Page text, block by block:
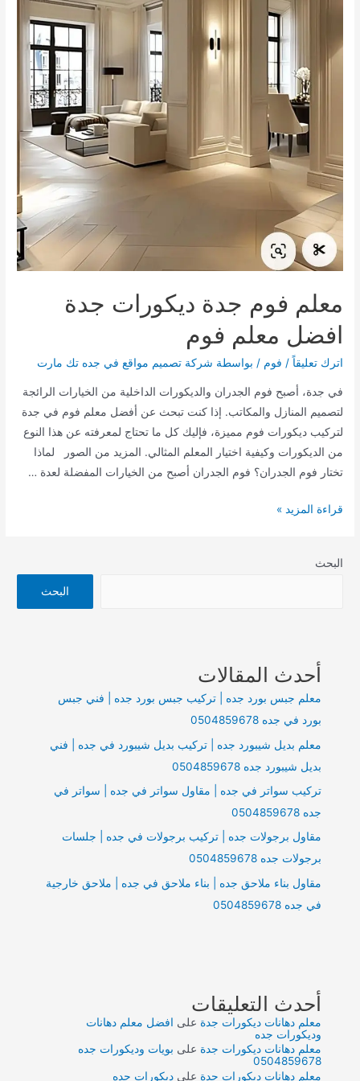
معلم فوم جدة ديكورات جدة
افضل معلم فوم
اترك تعليقاً / فوم / بواسطة شركة تصميم مواقع في جده تك مارت
في جدة، أصبح فوم الجدران والديكورات الداخلية من الخيارات الرائجة
لتصميم المنازل والمكاتب. إذا كنت تبحث عن أفضل معلم فوم في جدة
لتركيب ديكورات فوم مميزة، فإليك كل ما تحتاج لمعرفته عن هذا النوع
من الديكورات وكيفية اختيار المعلم المثالي. المزيد من الصور لماذا
تختار فوم الجدران؟ فوم الجدران أصبح من الخيارات المفضلة لعدة …
معلم
ديكورات
قراءة المزيد »
البحث
البحث
أحدث المقالات
معلم جبس بورد جده | تركيب جبس بورد جده | فني جبس
بورد في جده 0504859678
معلم بديل شيبورد جده | تركيب بديل شيبورد في جده | فني
بديل شيبورد جده 0504859678
تركيب سواتر في جده | مقاول سواتر في جده | سواتر في
جده 0504859678
مقاول برجولات جده | تركيب برجولات في جده | جلسات
برجولات جده 0504859678
مقاول بناء ملاحق جده | بناء ملاحق في جده | ملاحق خارجية
في جده 0504859678
أحدث التعليقات
معلم دهانات ديكورات جدة على افضل معلم دهانات
وديكورات جده
معلم دهانات ديكورات جدة على بويات وديكورات جده
0504859678
معلم دهانات ديكورات جدة علىديكورات جده
القائمة